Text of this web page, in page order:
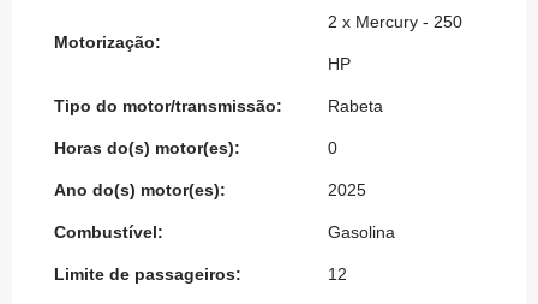
Motorização:
2 x Mercury - 250
HP
Tipo do motor/transmissão: Rabeta
Horas do(s) motor(es): 0
Ano do(s) motor(es): 2025
Combustível: Gasolina
Limite de passageiros: 12